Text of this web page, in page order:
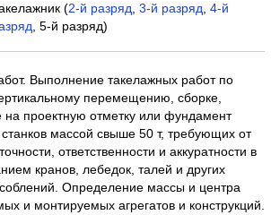
(2-й разряд 3-й разряд 4-й
, 5-й разряд)
Выполнение такелажных работ по
перемещению, сборке,
на проектную отметку или фундамент
массой свыше 50 т, требующих от
ответственности и аккуратности в
кранов, лебедок, талей и других
Определение массы и центра
и монтируемых агрегатов и конструкций.